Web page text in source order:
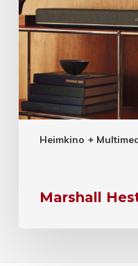
Heimkino +
Marshall